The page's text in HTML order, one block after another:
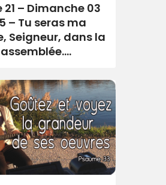
21 – Dimanche 03
– Tu seras ma
Seigneur, dans la